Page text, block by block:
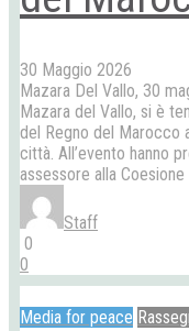
30 Maggio 2026
Mazara Del Vallo, 30
Mazara del Vallo, si è
del Regno del Marocco
città. All’evento hanno
assessore alla Coesione
Staff
0
0
Media for peace